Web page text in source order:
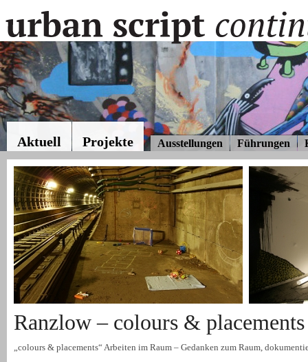
Aktuell Projekte Ausstellungen Führungen
Ranzlow – colours & placements
„colours & placements“ Arbeiten im Raum – Gedanken zum Raum,